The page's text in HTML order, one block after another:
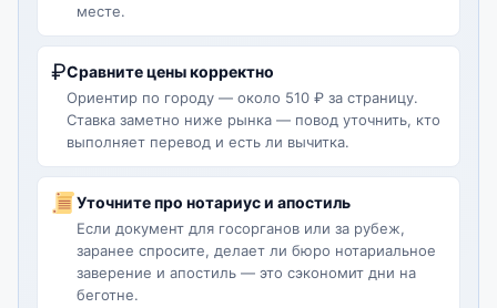
месте.
₽Сравните цены корректно
Ориентир по городу — около 510 ₽ за страницу.
Ставка заметно ниже рынка — повод уточнить, кто
выполняет перевод и есть ли вычитка.
Уточните про нотариус и апостиль
Если документ для госорганов или за рубеж,
заранее спросите, делает ли бюро нотариальное
заверение и апостиль — это сэкономит дни на
беготне.